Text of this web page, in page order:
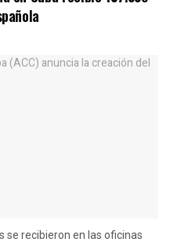
se recibieron en las oficinas